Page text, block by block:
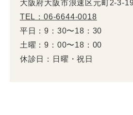
大阪府大阪市浪速区元町2-3-
TEL：06-6644-0018
平日：9：30〜18：30
土曜：9：00〜18：00
休診日：日曜・祝日